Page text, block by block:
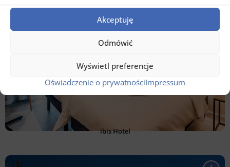
Akceptuję
Odmówić
Wyświetl preferencje
Oświadczenie o prywatnościImpressum
ibis Hotel